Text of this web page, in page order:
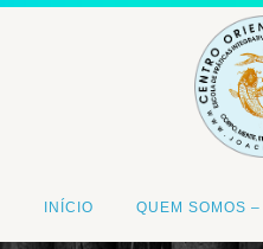
INÍCIO QUEM SOMOS